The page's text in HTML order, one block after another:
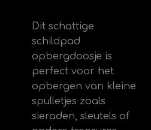
Dit schattige
schildpad
opbergdoosje is
perfect voor het
opbergen van kleine
spulletjes zoals
sieraden, sleutels of